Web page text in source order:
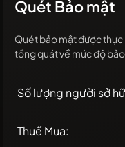
Quét Bảo mật
Quét bảo mật được thực
tổng quát về mức độ
Số lượng người sở
Thuế Mua: